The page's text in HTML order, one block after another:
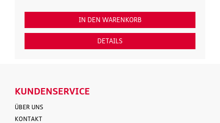
IN DEN WARENKORB
DETAILS
KUNDENSERVICE
ÜBER UNS
KONTAKT